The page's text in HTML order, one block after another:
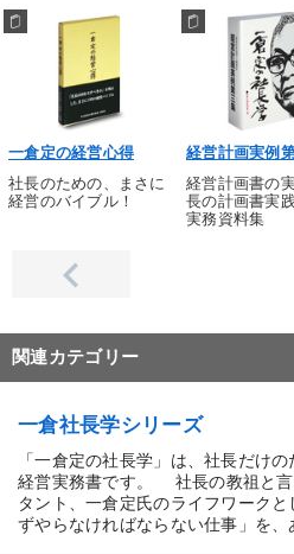
一倉定の経営心得
社長のための、まさに
経営のバイブル！
経営計画実例
経営計画書の
長の計画書実
実務資料集
関連カテゴリー
一倉社長学シリーズ
「一倉定の社長学」は、社長だけ
経営実務書です。 社長の教祖と言
タント、一倉定氏のライフワーク
ずやらなければならない仕事」を、